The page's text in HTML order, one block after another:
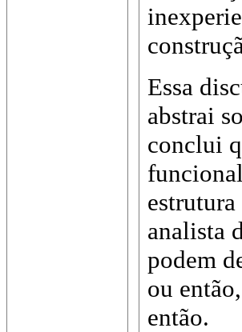
Essa
abstrai
conclui
analista
podem
ou
então.